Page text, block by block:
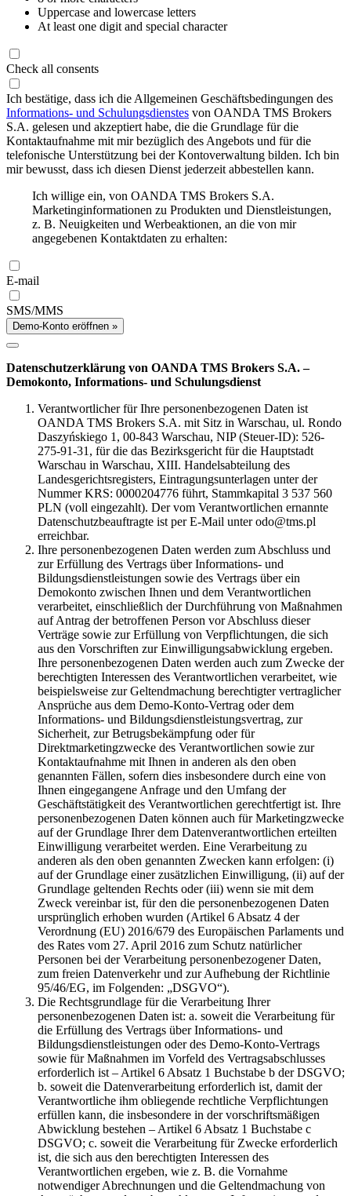
Uppercase and lowercase letters
At least one digit and special character
Check all consents
Ich bestätige, dass ich die Allgemeinen Geschäftsbedingungen des
Informations- und Schulungsdienstes von OANDA TMS Brokers
S.A. gelesen und akzeptiert habe, die die Grundlage für die
Kontaktaufnahme mit mir bezüglich des Angebots und für die
telefonische Unterstützung bei der Kontoverwaltung bilden. Ich bin
mir bewusst, dass ich diesen Dienst jederzeit abbestellen kann.
Ich willige ein, von OANDA TMS Brokers S.A.
Marketinginformationen zu Produkten und Dienstleistungen,
z. B. Neuigkeiten und Werbeaktionen, an die von mir
angegebenen Kontaktdaten zu erhalten:
E-mail
SMS/MMS
Demo-Konto eröffnen »
Datenschutzerklärung von OANDA TMS Brokers S.A. –
Demokonto, Informations- und Schulungsdienst
Verantwortlicher für Ihre personenbezogenen Daten ist
OANDA TMS Brokers S.A. mit Sitz in Warschau, ul. Rondo
Daszyńskiego 1, 00-843 Warschau, NIP (Steuer-ID): 526-
275-91-31, für die das Bezirksgericht für die Hauptstadt
Warschau in Warschau, XIII. Handelsabteilung des
Landesgerichtsregisters, Eintragungsunterlagen unter der
Nummer KRS: 0000204776 führt, Stammkapital 3 537 560
PLN (voll eingezahlt). Der vom Verantwortlichen ernannte
Datenschutzbeauftragte ist per E-Mail unter odo@tms.pl
erreichbar.
Ihre personenbezogenen Daten werden zum Abschluss und
zur Erfüllung des Vertrags über Informations- und
Bildungsdienstleistungen sowie des Vertrags über ein
Demokonto zwischen Ihnen und dem Verantwortlichen
verarbeitet, einschließlich der Durchführung von Maßnahmen
auf Antrag der betroffenen Person vor Abschluss dieser
Verträge sowie zur Erfüllung von Verpflichtungen, die sich
aus den Vorschriften zur Einwilligungsabwicklung ergeben.
Ihre personenbezogenen Daten werden auch zum Zwecke der
berechtigten Interessen des Verantwortlichen verarbeitet, wie
beispielsweise zur Geltendmachung berechtigter vertraglicher
Ansprüche aus dem Demo-Konto-Vertrag oder dem
Informations- und Bildungsdienstleistungsvertrag, zur
Sicherheit, zur Betrugsbekämpfung oder für
Direktmarketingzwecke des Verantwortlichen sowie zur
Kontaktaufnahme mit Ihnen in anderen als den oben
genannten Fällen, sofern dies insbesondere durch eine von
Ihnen eingegangene Anfrage und den Umfang der
Geschäftstätigkeit des Verantwortlichen gerechtfertigt ist. Ihre
personenbezogenen Daten können auch für Marketingzwecke
auf der Grundlage Ihrer dem Datenverantwortlichen erteilten
Einwilligung verarbeitet werden. Eine Verarbeitung zu
anderen als den oben genannten Zwecken kann erfolgen: (i)
auf der Grundlage einer zusätzlichen Einwilligung, (ii) auf der
Grundlage geltenden Rechts oder (iii) wenn sie mit dem
Zweck vereinbar ist, für den die personenbezogenen Daten
ursprünglich erhoben wurden (Artikel 6 Absatz 4 der
Verordnung (EU) 2016/679 des Europäischen Parlaments und
des Rates vom 27. April 2016 zum Schutz natürlicher
Personen bei der Verarbeitung personenbezogener Daten,
zum freien Datenverkehr und zur Aufhebung der Richtlinie
95/46/EG, im Folgenden: „DSGVO“).
Die Rechtsgrundlage für die Verarbeitung Ihrer
personenbezogenen Daten ist: a. soweit die Verarbeitung für
die Erfüllung des Vertrags über Informations- und
Bildungsdienstleistungen oder des Demo-Konto-Vertrags
sowie für Maßnahmen im Vorfeld des Vertragsabschlusses
erforderlich ist – Artikel 6 Absatz 1 Buchstabe b der DSGVO;
b. soweit die Datenverarbeitung erforderlich ist, damit der
Verantwortliche ihm obliegende rechtliche Verpflichtungen
erfüllen kann, die insbesondere in der vorschriftsmäßigen
Abwicklung bestehen – Artikel 6 Absatz 1 Buchstabe c
DSGVO; c. soweit die Verarbeitung für Zwecke erforderlich
ist, die sich aus den berechtigten Interessen des
Verantwortlichen ergeben, wie z. B. die Vornahme
notwendiger Abrechnungen und die Geltendmachung von